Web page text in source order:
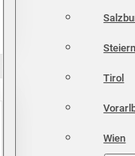
Tirol
Wien